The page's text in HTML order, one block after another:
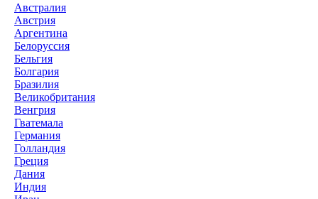
Австралия
Австрия
Аргентина
Белоруссия
Бельгия
Болгария
Бразилия
Великобритания
Венгрия
Гватемала
Германия
Голландия
Греция
Дания
Индия